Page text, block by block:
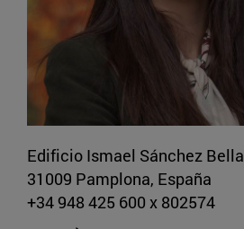
Edificio Ismael Sánchez Bella
31009 Pamplona, España
+34 948 425 600 x 802574